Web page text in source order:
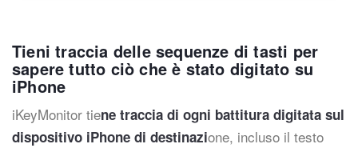
Tieni traccia delle sequenze di tasti per
sapere tutto ciò che è stato digitato su
iPhone
iKeyMonitor tiene traccia di ogni battitura digitata sul
dispositivo iPhone di destinazione, incluso il testo